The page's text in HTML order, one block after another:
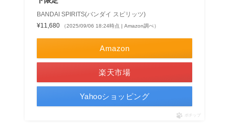
BANDAI SPIRITS(バンダイ スピリッツ)
¥11,680
（2025/09/06 18:24時点 | Amazon調べ）
Amazon
楽天市場
Yahooショッピング
ポチップ